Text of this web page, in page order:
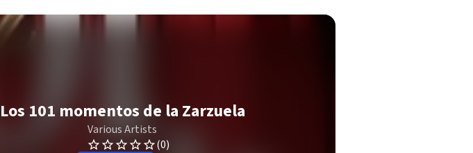
Los 101 momentos de la Zarzuela
Various Artists
(0)